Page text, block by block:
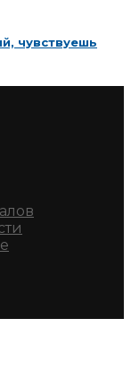
чувствуешь